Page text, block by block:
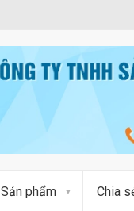
Sản phẩm Chia